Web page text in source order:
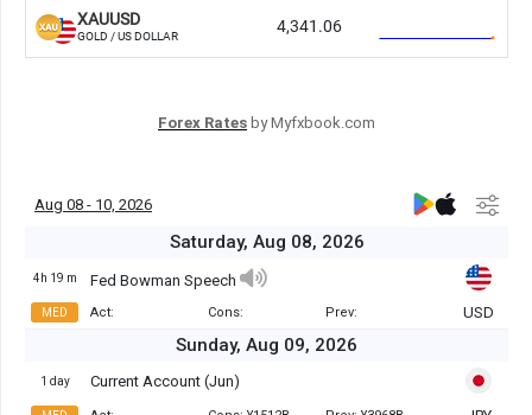
Forex Rates by Myfxbook.com